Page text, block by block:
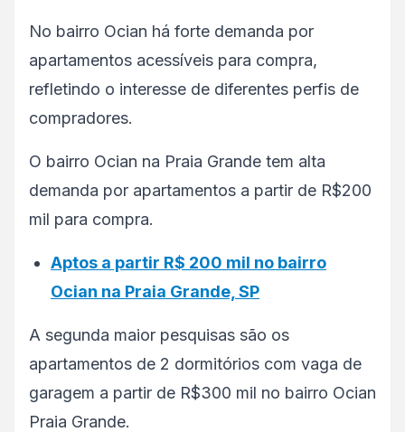
No bairro Ocian há forte demanda por
apartamentos acessíveis para compra,
refletindo o interesse de diferentes perfis de
compradores.
O bairro Ocian na Praia Grande tem alta
demanda por apartamentos a partir de R$200
mil para compra.
Aptos a partir R$ 200 mil no bairro
Ocian na Praia Grande, SP
A segunda maior pesquisas são os
apartamentos de 2 dormitórios com vaga de
garagem a partir de R$300 mil no bairro Ocian
Praia Grande.